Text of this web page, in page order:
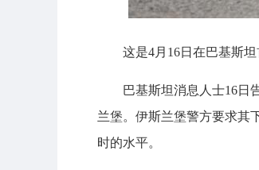
这是4月16日在巴基斯
巴基斯坦消息人士16日
兰堡。伊斯兰堡警方要求其
时的水平。